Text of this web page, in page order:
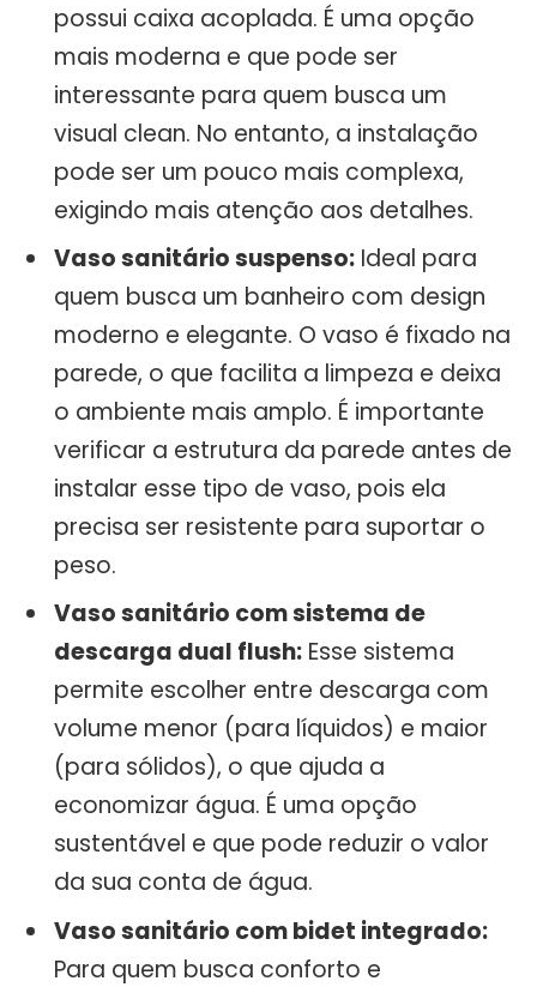
possui caixa acoplada. É uma opção
mais moderna e que pode ser
interessante para quem busca um
visual clean. No entanto, a instalação
pode ser um pouco mais complexa,
exigindo mais atenção aos detalhes.
Vaso sanitário suspenso: Ideal para
quem busca um banheiro com design
moderno e elegante. O vaso é fixado na
parede, o que facilita a limpeza e deixa
o ambiente mais amplo. É importante
verificar a estrutura da parede antes de
instalar esse tipo de vaso, pois ela
precisa ser resistente para suportar o
peso.
Vaso sanitário com sistema de
descarga dual flush: Esse sistema
permite escolher entre descarga com
volume menor (para líquidos) e maior
(para sólidos), o que ajuda a
economizar água. É uma opção
sustentável e que pode reduzir o valor
da sua conta de água.
Vaso sanitário com bidet integrado:
Para quem busca conforto e